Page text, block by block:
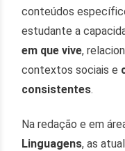
conteúdos
estudante a
em que vive,
contextos sociais e
consistentes.
Na redação e em
Linguagens, as